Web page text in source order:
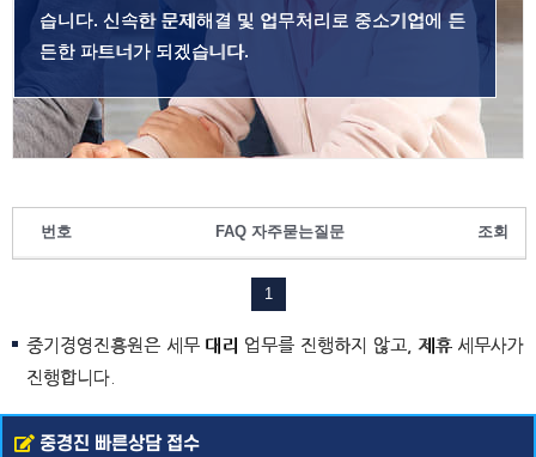
습니다. 신속한 문제해결 및 업무처리로 중소기업에 든
든한 파트너가 되겠습니다.
번호 FAQ 자주묻는질문 조회
1
중기경영진흥원은 세무 대리 업무를 진행하지 않고, 제휴 세무사가
진행합니다.
중경진 빠른상담 접수